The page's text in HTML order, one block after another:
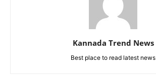
Kannada Trend News
Best place to read latest news